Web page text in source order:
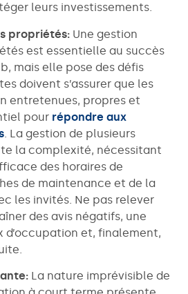
leurs investissements.
propriétés: Une gestion
est essentielle au succès
mais elle pose des défis
doivent s’assurer que les
entretenues, propres et
pour répondre aux
. La gestion de plusieurs
la complexité, nécessitant
des horaires de
de maintenance et de la
les invités. Ne pas relever
des avis négatifs, une
d’occupation et, finalement,
La nature imprévisible de